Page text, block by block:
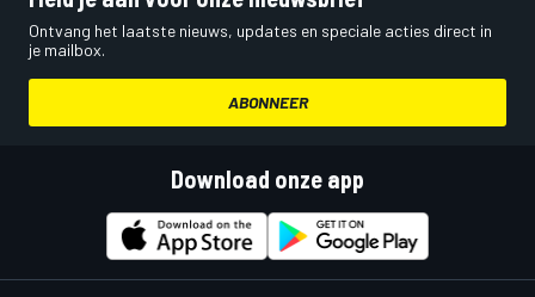
Ontvang het laatste nieuws, updates en speciale acties direct in
je mailbox.
ABONNEER
Download onze app